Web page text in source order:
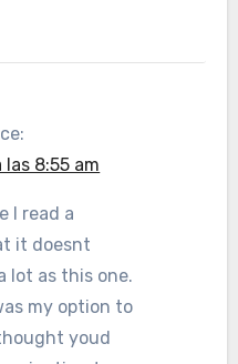
8:55 am
I read a
it doesnt
lot as this one.
my option to
youd